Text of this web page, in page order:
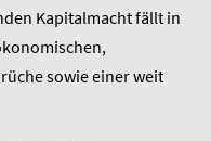
Kapitalmacht fällt in
sowie einer weit